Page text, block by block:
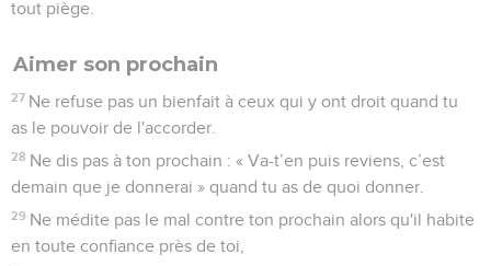
tout piège.
Aimer son prochain
27 Ne refuse pas un bienfait à ceux qui y ont droit quand tu
as le pouvoir de l'accorder.
28 Ne dis pas à ton prochain : « Va-t’en puis reviens, c’est
demain que je donnerai » quand tu as de quoi donner.
29 Ne médite pas le mal contre ton prochain alors qu'il habite
en toute confiance près de toi,